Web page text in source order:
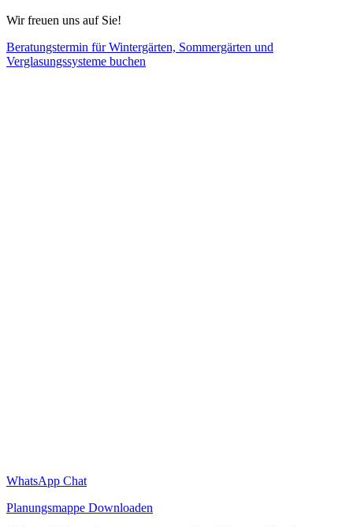
Wir freuen uns auf Sie!
Beratungstermin für Wintergärten, Sommergärten und
Verglasungssysteme buchen
WhatsApp Chat
Planungsmappe Downloaden